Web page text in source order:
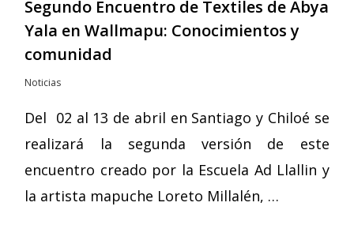
Segundo Encuentro de Textiles de Abya
Yala en Wallmapu: Conocimientos y
comunidad
Noticias
Del 02 al 13 de abril en Santiago y Chiloé se
realizará la segunda versión de este
encuentro creado por la Escuela Ad Llallin y
la artista mapuche Loreto Millalén, …